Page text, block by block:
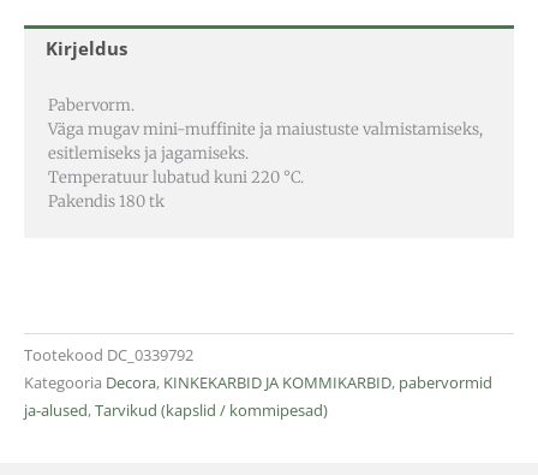
Kirjeldus
Pabervorm.
Väga mugav mini-muffinite ja maiustuste valmistamiseks,
esitlemiseks ja jagamiseks.
Temperatuur lubatud kuni 220 °C.
Pakendis 180 tk
Tootekood DC_0339792
Kategooria Decora, KINKEKARBID JA KOMMIKARBID, pabervormid
ja-alused,Tarvikud (kapslid / kommipesad)